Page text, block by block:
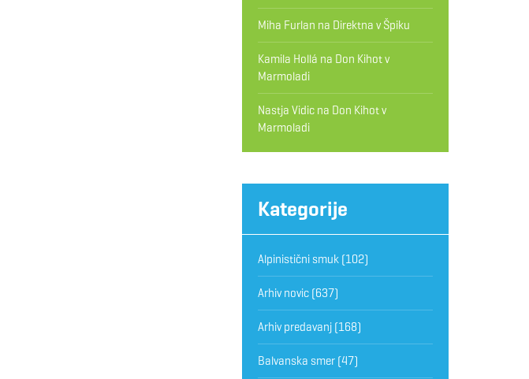
Miha Furlan na Direktna v Špiku
Kamila Hollá na Don Kihot v
Marmoladi
Nastja Vidicna Don Kihot v
Marmoladi
Kategorije
Alpinistični smuk(102)
Arhiv novic(637)
Arhiv predavanj(168)
Balvanska smer(47)